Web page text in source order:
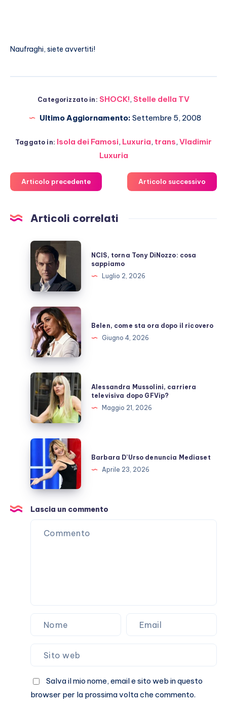
Naufraghi, siete avvertiti!
Categorizzato in: SHOCK!, Stelle della TV
Ultimo Aggiornamento: Settembre 5, 2008
Taggato in: Isola dei Famosi, Luxuria, trans, Vladimir
Luxuria
Articolo precedente Articolo successivo
Articoli correlati
NCIS,
torna
Tony
DiNozzo:
cosa
sappiamo
NCIS, torna Tony DiNozzo: cosa
sappiamo
Luglio 2, 2026
Belen,
come
sta
ora
dopo
il
ricovero
Belen, come sta ora dopo il ricovero
Giugno 4, 2026
Alessandra
Mussolini,
carriera
televisiva
dopo
GFVip?
Alessandra Mussolini, carriera
televisiva dopo GFVip?
Maggio 21, 2026
Barbara
D’Urso
denuncia
Mediaset
Barbara D’Urso denuncia Mediaset
Aprile 23, 2026
Lascia un commento
Salva il mio nome, email e sito web in questo
browser per la prossima volta che commento.